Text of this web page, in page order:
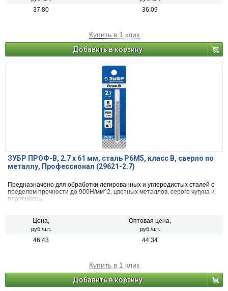
37.80 36.09
Купить в 1 клик
Добавить в корзину
ЗУБР ПРОФ-В, 2.7 х 61 мм, сталь Р6М5, класс В, сверло по
металлу, Профессионал (29621-2.7)
Предназначено для обработки легированных и углеродистых сталей с
пределом прочности до 900Н/мм^2, цветных металлов, серого чугуна и
пластмассы.
Цена,
руб./шт.
Оптовая цена,
руб./шт.
46.43 44.34
Купить в 1 клик
Добавить в корзину